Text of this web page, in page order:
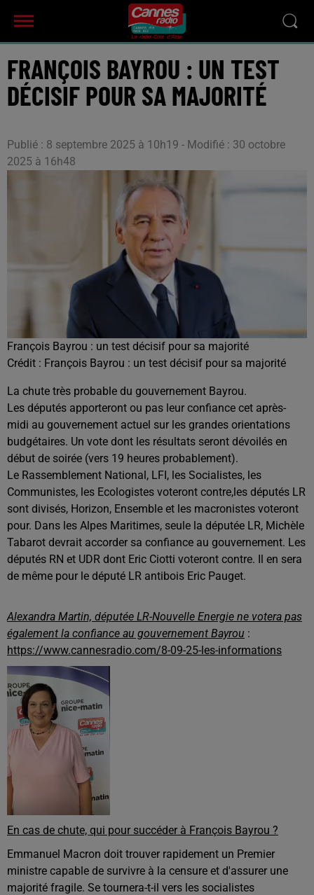
FRANÇOIS BAYROU : UN TEST
DÉCISIF POUR SA MAJORITÉ
Publié : 8 septembre 2025 à 10h19 - Modifié : 30 octobre
2025 à 16h48
François Bayrou : un test décisif pour sa majorité
Crédit : François Bayrou : un test décisif pour sa majorité
La chute très probable du gouvernement Bayrou.
Les députés apporteront ou pas leur confiance cet après-
midi au gouvernement actuel sur les grandes orientations
budgétaires. Un vote dont les résultats seront dévoilés en
début de soirée (vers 19 heures probablement).
Le Rassemblement National, LFI, les Socialistes, les
Communistes, les Ecologistes voteront contre,les députés LR
sont divisés, Horizon, Ensemble et les macronistes voteront
pour. Dans les Alpes Maritimes, seule la députée LR, Michèle
Tabarot devrait accorder sa confiance au gouvernement. Les
députés RN et UDR dont Eric Ciotti voteront contre. Il en sera
de même pour le député LR antibois Eric Pauget.
Alexandra Martin, députée LR-Nouvelle Energie ne votera pas
également la confiance au gouvernement Bayrou :
https://www.cannesradio.com/8-09-25-les-informations
En cas de chute, qui pour succéder à François Bayrou ?
Emmanuel Macron doit trouver rapidement un Premier
ministre capable de survivre à la censure et d'assurer une
majorité fragile. Se tournera-t-il vers les socialistes